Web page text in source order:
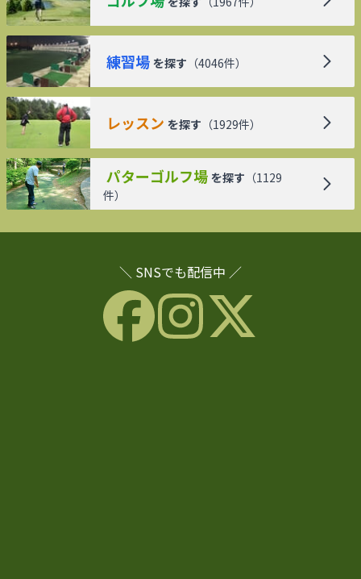
練習場 を探す （4046件）
レッスン を探す （1929件）
パターゴルフ場 を探す （1129
件）
＼ SNSでも配信中 ／